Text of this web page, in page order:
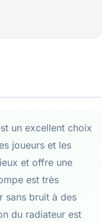
un excellent choix
joueurs et les
et offre une
est très
sans bruit à des
du radiateur est